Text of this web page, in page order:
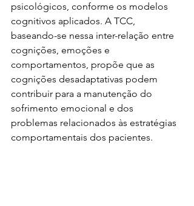
psicológicos, conforme os modelos
cognitivos aplicados. A TCC,
baseando-se nessa inter-relação entre
cognições, emoções e
comportamentos, propõe que as
cognições desadaptativas podem
contribuir para a manutenção do
sofrimento emocional e dos
problemas relacionados às estratégias
comportamentais dos pacientes.